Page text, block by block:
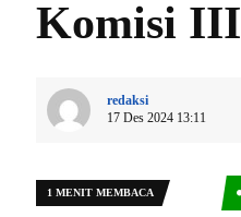
Komisi
redaksi
17 Des 2024 13:11
1 MENIT MEMBACA